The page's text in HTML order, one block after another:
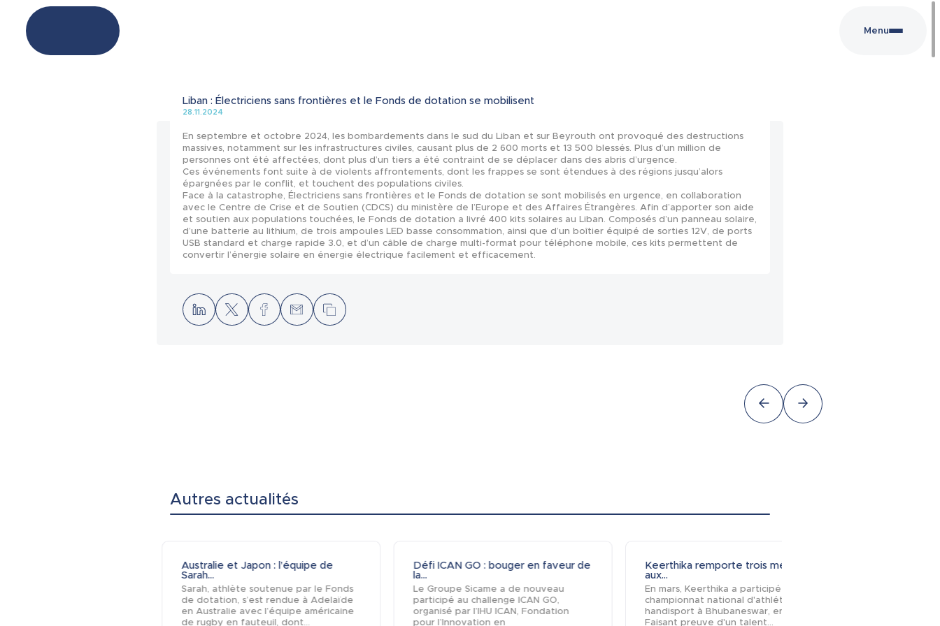
Menu
Actualités
Liban : Électriciens sans frontières et le Fonds de dotation se mobilisent
28.11.2024
En septembre et octobre 2024, les bombardements dans le sud du Liban et sur Beyrouth ont provoqué des destructions
massives, notamment sur les infrastructures civiles, causant plus de 2 600 morts et 13 500 blessés. Plus d’un million de
personnes ont été affectées, dont plus d’un tiers a été contraint de se déplacer dans des abris d’urgence.
Ces événements font suite à de violents affrontements, dont les frappes se sont étendues à des régions jusqu’alors
épargnées par le conflit, et touchent des populations civiles.
Face à la catastrophe, Électriciens sans frontières et le Fonds de dotation se sont mobilisés en urgence, en collaboration
avec le Centre de Crise et de Soutien (CDCS) du ministère de l’Europe et des Affaires Étrangères. Afin d’apporter son aide
et soutien aux populations touchées, le Fonds de dotation a livré 400 kits solaires au Liban. Composés d’un panneau solaire,
d’une batterie au lithium, de trois ampoules LED basse consommation, ainsi que d’un boîtier équipé de sorties 12V, de ports
USB standard et charge rapide 3.0, et d’un câble de charge multi-format pour téléphone mobile, ces kits permettent de
convertir l’énergie solaire en énergie électrique facilement et efficacement.
Autres actualités
Australie et Japon : l’équipe de
Sarah...
Sarah, athlète soutenue par le Fonds
de dotation, s’est rendue à Adelaïde
en Australie avec l’équipe américaine
de rugby en fauteuil, dont...
Défi ICAN GO : bouger en faveur de
la...
Le Groupe Sicame a de nouveau
participé au challenge ICAN GO,
organisé par l’IHU ICAN, Fondation
pour l’Innovation en
Keerthika remporte trois médailles
aux...
En mars, Keerthika a participé au 24e
championnat national d'athlétisme
handisport à Bhubaneswar, en Inde.
Faisant preuve d'un talent...